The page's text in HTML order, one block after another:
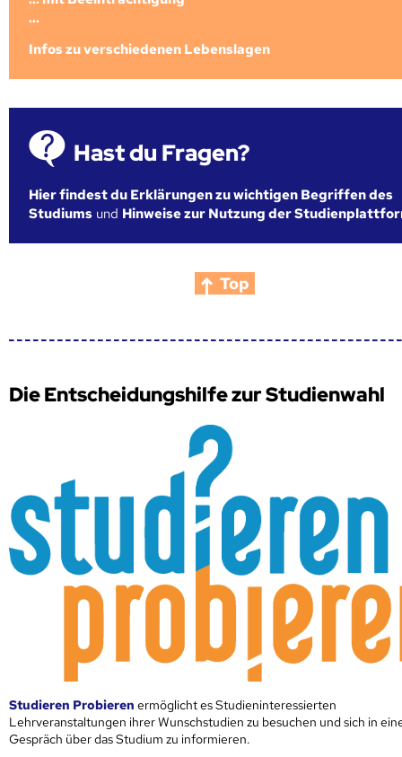
...
Infos zu verschiedenen Lebenslagen
Hast du Fragen?
Hier findest du Erklärungen zu wichtigen Begriffen des
Studiums und Hinweise zur Nutzung der
Top
Die Entscheidungshilfe zur Studienwahl
Studieren Probieren ermöglicht es Studieninteressierten
Lehrveranstaltungen ihrer Wunschstudien zu besuchen und sich in
Gespräch über das Studium zu informieren.